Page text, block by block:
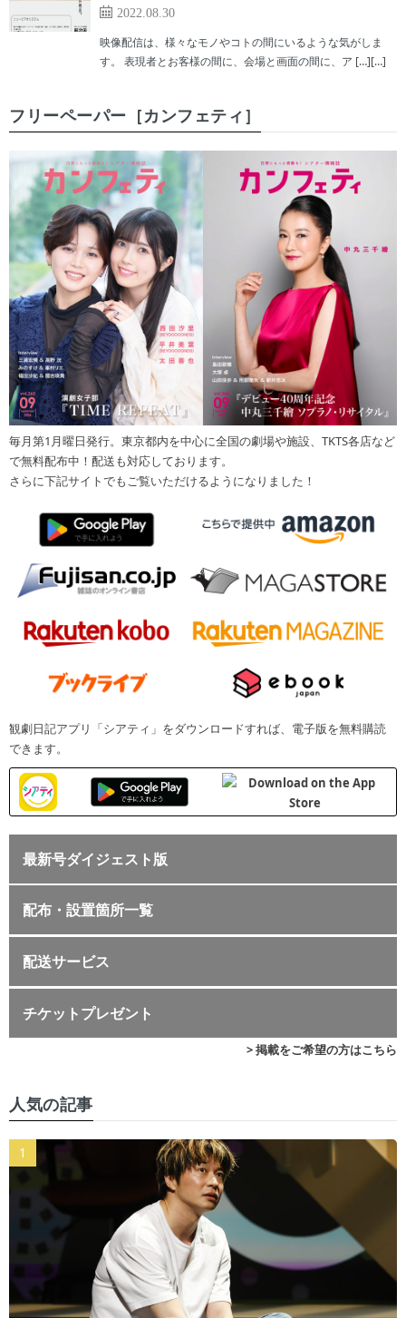
2022.08.30
映像配信は、様々なモノやコトの間にいるような気がしま
す。 表現者とお客様の間に、会場と画面の間に、ア […][…]
フリーペーパー［カンフェティ］
毎月第1月曜日発行。東京都内を中心に全国の劇場や施設、TKTS各店など
で無料配布中！配送も対応しております。
さらに下記サイトでもご覧いただけるようになりました！
観劇日記アプリ「シアティ」をダウンロードすれば、電子版を無料購読
できます。
最新号ダイジェスト版
配布・設置箇所一覧
配送サービス
チケットプレゼント
> 掲載をご希望の方はこちら
人気の記事